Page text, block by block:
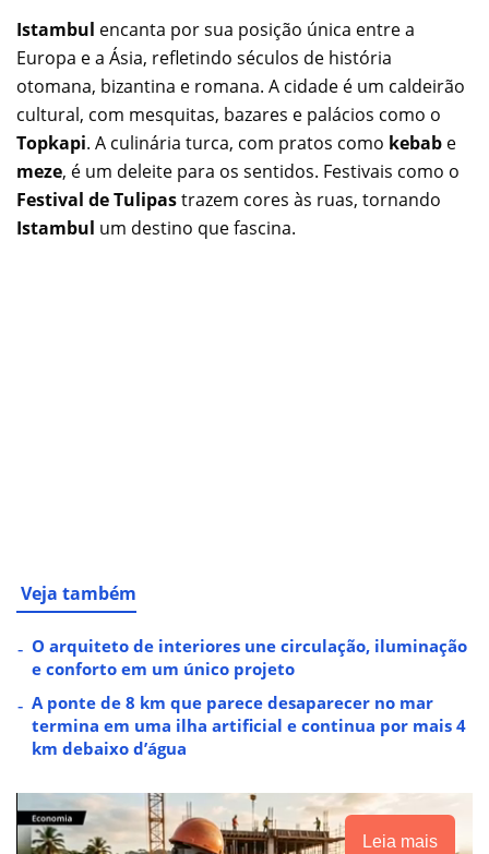
Istambul encanta por sua posição única entre a
Europa e a Ásia, refletindo séculos de história
otomana, bizantina e romana. A cidade é um caldeirão
cultural, com mesquitas, bazares e palácios como o
Topkapi. A culinária turca, com pratos como kebab e
meze, é um deleite para os sentidos. Festivais como o
Festival de Tulipastrazem cores às ruas, tornando
Istambul um destino que fascina.
Veja também
O arquiteto de interiores une circulação, iluminação
e conforto em um único projeto
A ponte de 8 km que parece desaparecer no mar
termina em uma ilha artificial e continua por mais 4
km debaixo d’água
Leia mais